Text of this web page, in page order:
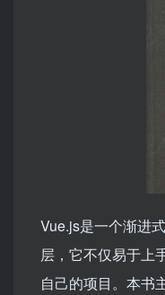
Vue.js是一个渐进
层，它不仅易于上
自己的项目。本书